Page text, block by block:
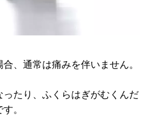
、通常は痛みを伴いません。
たり、ふくらはぎがむくんだ
。